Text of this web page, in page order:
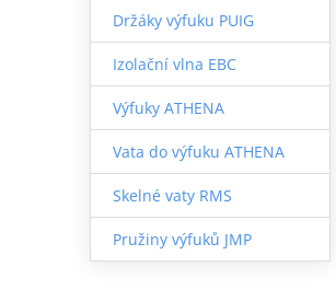
Držáky výfuku PUIG
Izolační vlna EBC
Výfuky ATHENA
Vata do výfuku ATHENA
Skelné vaty RMS
Pružiny výfuků JMP